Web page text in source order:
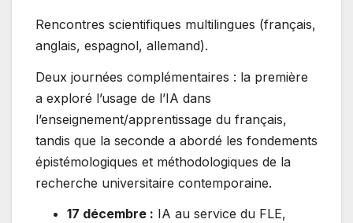
Rencontres scientifiques multilingues (français,
anglais, espagnol, allemand).
Deux journées complémentaires : la première
a exploré l’usage de l’IA dans
l’enseignement/apprentissage du français,
tandis que la seconde a abordé les fondements
épistémologiques et méthodologiques de la
recherche universitaire contemporaine.
17 décembre : IA au service du FLE,